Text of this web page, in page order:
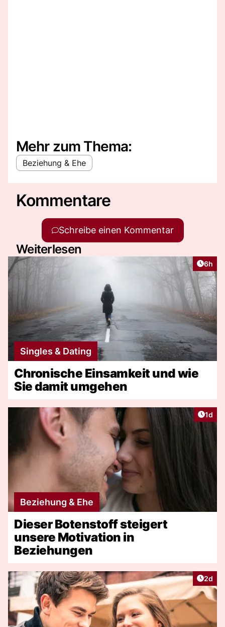
Mehr zum Thema:
Beziehung & Ehe
Kommentare
Schreibe einen Kommentar
Weiterlesen
6h
Singles & Dating
Chronische Einsamkeit und wie
Sie damit umgehen
1d
Beziehung & Ehe
Dieser Botenstoff steigert
unsere Motivation in
Beziehungen
2d